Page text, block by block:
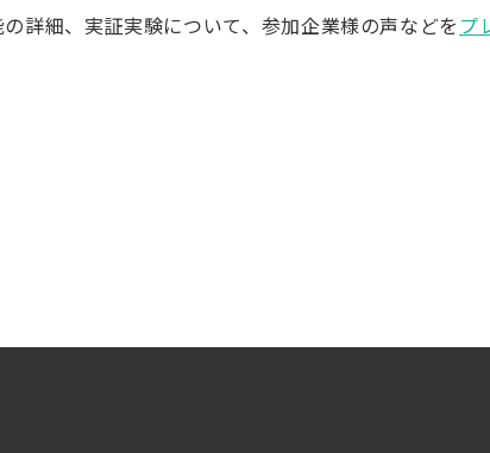
詳細、実証実験について、参加企業様の声などを プ